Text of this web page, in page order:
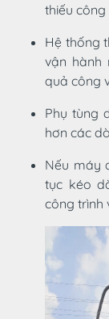
thiếu công
Hệ thống
vận hành
quả công
Phụ tùng
hơn các
Nếu máy
tục kéo
công trình